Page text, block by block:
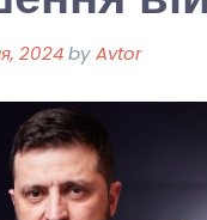
2024byAvtor